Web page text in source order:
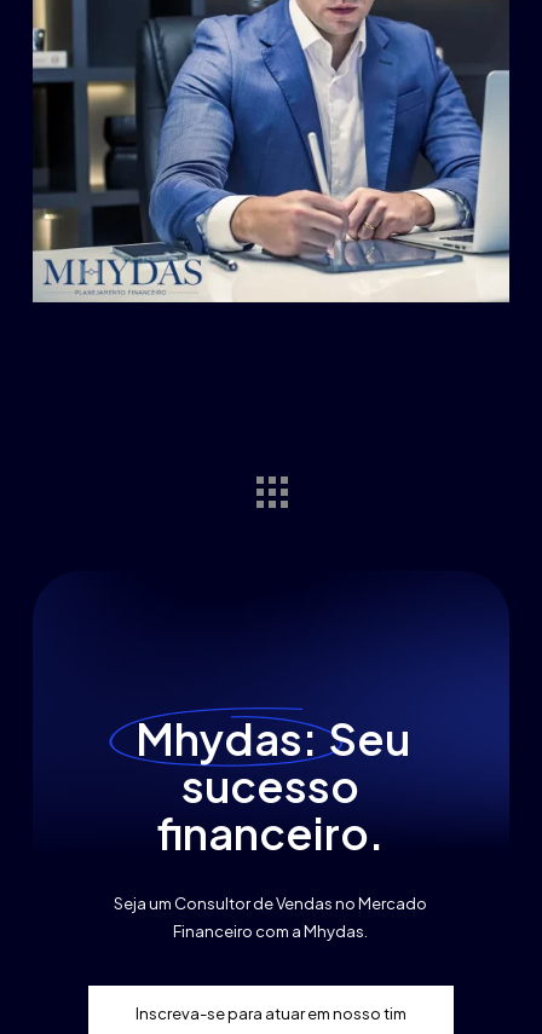
Mhydas:Seu
sucesso
financeiro.
Seja um Consultor de Vendas no Mercado
Financeiro com a Mhydas.
Inscreva-separa atuaremnossotim